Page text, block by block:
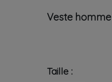
Veste homme
Taille :